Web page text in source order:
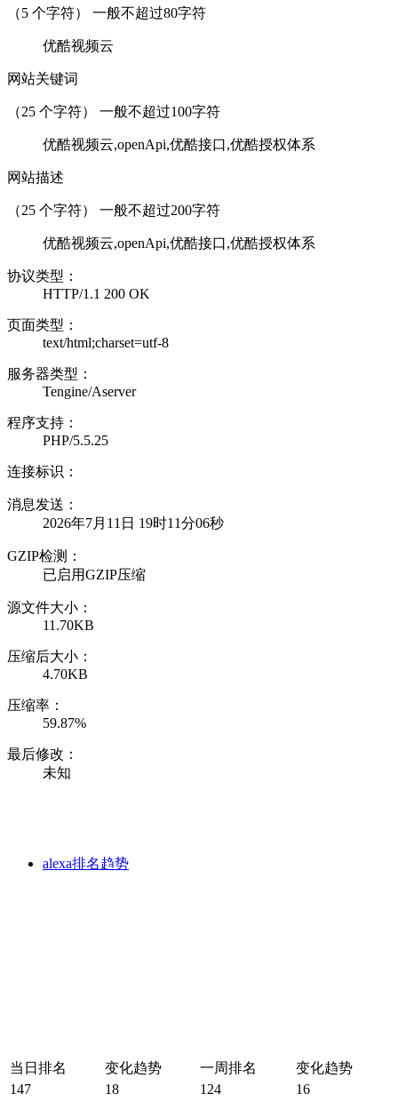
（5 个字符） 一般不超过80字符
优酷视频云
网站关键词
（25 个字符） 一般不超过100字符
优酷视频云,openApi,优酷接口,优酷授权体系
网站描述
（25 个字符） 一般不超过200字符
优酷视频云,openApi,优酷接口,优酷授权体系
协议类型：
HTTP/1.1 200 OK
页面类型：
text/html;charset=utf-8
服务器类型：
Tengine/Aserver
程序支持：
PHP/5.5.25
连接标识：
消息发送：
2026年7月11日 19时11分06秒
GZIP检测：
已启用GZIP压缩
源文件大小：
11.70KB
压缩后大小：
4.70KB
压缩率：
59.87%
最后修改：
未知
alexa排名趋势
当日排名 变化趋势 一周排名
变化趋势
147
18 124
16